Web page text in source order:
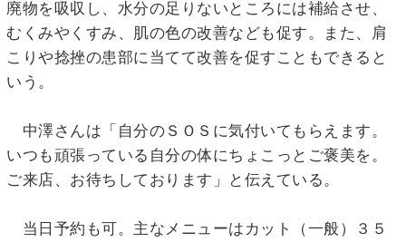
廃物を吸収し、水分の足りないところには補給させ、
むくみやくすみ、肌の色の改善なども促す。また、肩
こりや捻挫の患部に当てて改善を促すこともできると
いう。
中澤さんは「自分のＳＯＳに気付いてもらえます。
いつも頑張っている自分の体にちょこっとご褒美を。
ご来店、お待ちしております」と伝えている。
当日予約も可。主なメニューはカット（一般）３５